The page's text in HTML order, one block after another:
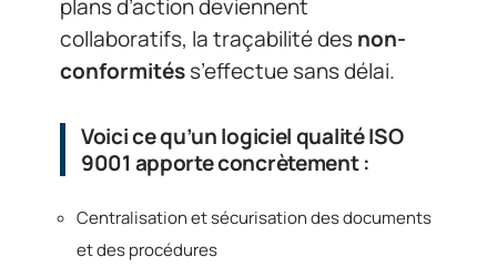
plans d’action deviennent
collaboratifs, la traçabilité desnon-
conformitéss’effectue sans délai.
Voici ce qu’un logiciel qualité ISO
9001 apporte concrètement :
Centralisation et sécurisation des documents
et des procédures